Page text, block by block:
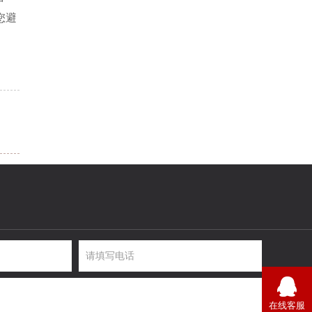
避
在线客服